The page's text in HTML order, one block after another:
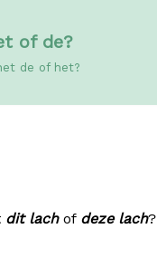
of de?
de of het?
dit lachof deze lach?